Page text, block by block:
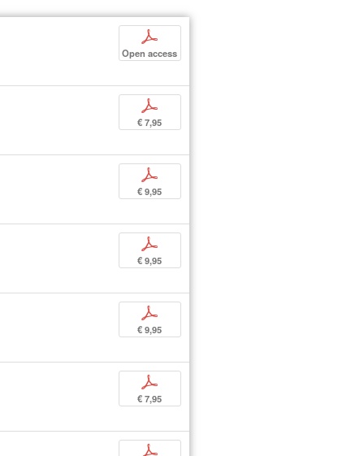
p
Open access
p
€ 7,95
p
€ 9,95
p
€ 9,95
p
€ 9,95
p
€ 7,95
p